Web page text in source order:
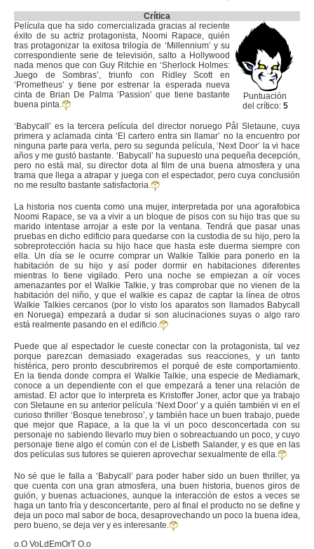
Crítica
Puntuación
del crítico: 5
Película que ha sido comercializada gracias al reciente
éxito de su actriz protagonista, Noomi Rapace, quién
tras protagonizar la exitosa trilogía de ‘Millennium’ y su
correspondiente serie de televisión, salto a Hollywood
nada menos que con Guy Ritchie en ‘Sherlock Holmes:
Juego de Sombras’, triunfo con Ridley Scott en
‘Prometheus’ y tiene por estrenar la esperada nueva
cinta de Brian De Palma ‘Passion’ que tiene bastante
buena pinta.
‘Babycall’ es la tercera película del director noruego Pål Sletaune, cuya
primera y aclamada cinta ‘El cartero entra sin llamar’ no la encuentro por
ninguna parte para verla, pero su segunda película, ‘Next Door’ la vi hace
años y me gustó bastante. ‘Babycall’ ha supuesto una pequeña decepción,
pero no está mal, su director dota al film de una buena atmosfera y una
trama que llega a atrapar y juega con el espectador, pero cuya conclusión
no me resulto bastante satisfactoria.
La historia nos cuenta como una mujer, interpretada por una agorafobica
Noomi Rapace, se va a vivir a un bloque de pisos con su hijo tras que su
marido intentase arrojar a este por la ventana. Tendrá que pasar unas
pruebas en dicho edificio para quedarse con la custodia de su hijo, pero la
sobreprotección hacia su hijo hace que hasta este duerma siempre con
ella. Un día se le ocurre comprar un Walkie Talkie para ponerlo en la
habitación de su hijo y así poder dormir en habitaciones diferentes
mientras lo tiene vigilado. Pero una noche se empiezan a oír voces
amenazantes por el Walkie Talkie, y tras comprobar que no vienen de la
habitación del niño, y que el walkie es capaz de captar la línea de otros
Walkie Talkies cercanos (por lo visto los aparatos son llamados Babycall
en Noruega) empezará a dudar si son alucinaciones suyas o algo raro
está realmente pasando en el edificio.
Puede que al espectador le cueste conectar con la protagonista, tal vez
porque parezcan demasiado exageradas sus reacciones, y un tanto
histérica, pero pronto descubriremos el porqué de este comportamiento.
En la tienda donde compra el Walkie Talkie, una especie de Mediamark,
conoce a un dependiente con el que empezará a tener una relación de
amistad. El actor que lo interpreta es Kristoffer Joner, actor que ya trabajo
con Sletaune en su anterior película ‘Next Door’ y a quién también vi en el
curioso thriller ‘Bosque tenebroso’, y también hace un buen trabajo, puede
que mejor que Rapace, a la que la vi un poco desconcertada con su
personaje no sabiendo llevarlo muy bien o sobreactuando un poco, y cuyo
personaje tiene algo el común con el de Lisbeth Salander, y es que en las
dos películas sus tutores se quieren aprovechar sexualmente de ella.
No sé que le falla a ‘Babycall’ para poder haber sido un buen thriller, ya
que cuenta con una gran atmosfera, una buen historia, buenos giros de
guión, y buenas actuaciones, aunque la interacción de estos a veces se
haga un tanto fría y desconcertante, pero al final el producto no se define y
deja un poco mal sabor de boca, desaprovechando un poco la buena idea,
pero bueno, se deja ver y es interesante.
o.O VoLdEmOrT O.o